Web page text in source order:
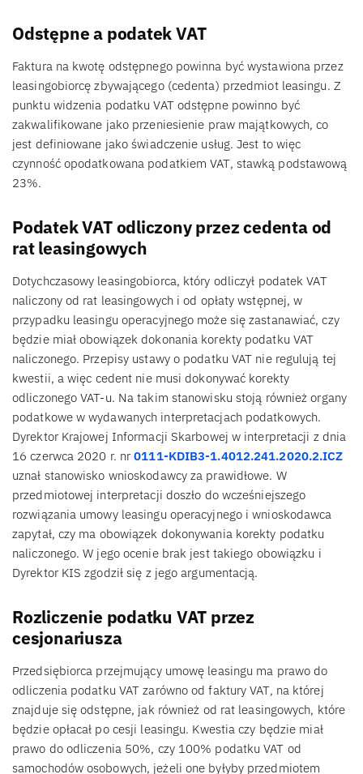
Odstępne a podatek VAT
Faktura na kwotę odstępnego powinna być wystawiona przez
leasingobiorcę zbywającego (cedenta) przedmiot leasingu. Z
punktu widzenia podatku VAT odstępne powinno być
zakwalifikowane jako przeniesienie praw majątkowych, co
jest definiowane jako świadczenie usług. Jest to więc
czynność opodatkowana podatkiem VAT, stawką podstawową
23%.
Podatek VAT odliczony przez cedenta od
rat leasingowych
Dotychczasowy leasingobiorca, który odliczył podatek VAT
naliczony od rat leasingowych i od opłaty wstępnej, w
przypadku leasingu operacyjnego może się zastanawiać, czy
będzie miał obowiązek dokonania korekty podatku VAT
naliczonego. Przepisy ustawy o podatku VAT nie regulują tej
kwestii, a więc cedent nie musi dokonywać korekty
odliczonego VAT-u. Na takim stanowisku stoją również organy
podatkowe w wydawanych interpretacjach podatkowych.
Dyrektor Krajowej Informacji Skarbowej w interpretacji z dnia
16 czerwca 2020 r. nr0111-KDIB3-1.4012.241.2020.2.ICZ
uznał stanowisko wnioskodawcy za prawidłowe. W
przedmiotowej interpretacji doszło do wcześniejszego
rozwiązania umowy leasingu operacyjnego i wnioskodawca
zapytał, czy ma obowiązek dokonywania korekty podatku
naliczonego. W jego ocenie brak jest takiego obowiązku i
Dyrektor KIS zgodził się z jego argumentacją.
Rozliczenie podatku VAT przez
cesjonariusza
Przedsiębiorca przejmujący umowę leasingu ma prawo do
odliczenia podatku VAT zarówno od faktury VAT, na której
znajduje się odstępne, jak również od rat leasingowych, które
będzie opłacał po cesji leasingu. Kwestia czy będzie miał
prawo do odliczenia 50%, czy 100% podatku VAT od
samochodów osobowych, jeżeli one byłyby przedmiotem